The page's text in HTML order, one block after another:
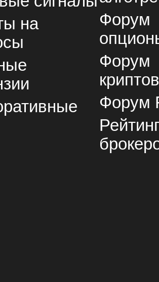
на
Форум
Форум
Форум